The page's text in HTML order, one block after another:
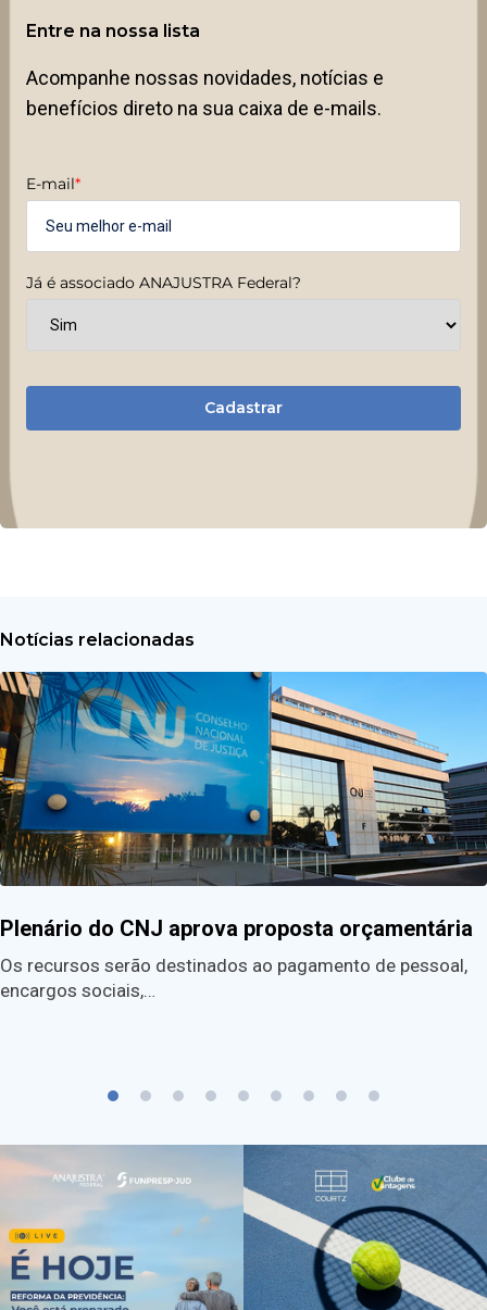
Entre na nossa lista
Acompanhe nossas novidades, notícias e
benefícios direto na sua caixa de e-mails.
E-mail*
Já é associado ANAJUSTRA Federal?
Cadastrar
Notícias relacionadas
Plenário do CNJ aprova proposta orçamentária
Os recursos serão destinados ao pagamento de pessoal,
encargos sociais,…